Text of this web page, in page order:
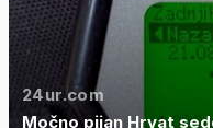
24ur.com
Močno pijan Hrvat